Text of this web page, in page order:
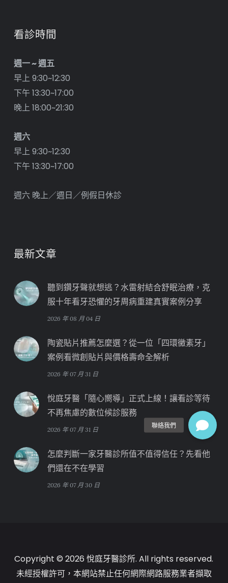
看診時間
週一 ~ 週五
早上 9:30~12:30
下午 13:30~17:00
晚上 18:00~21:30
週六
早上 9:30~12:30
下午 13:30~17:00
週六 晚上／週日／例假日休診
最新文章
聽到鑽牙聲就想逃？水雷射結合舒眠治療，克
服十年看牙恐懼的牙周病重建真實案例分享
2026 年 08 月 04 日
陶瓷貼片推薦怎麼選？從一位「四環黴素牙」
案例看微創貼片與價格壽命全解析
2026 年 07 月 31 日
悅庭牙醫「隨心嚮導」正式上線！讓看診等待
不再焦慮的數位候診服務
2026 年 07 月 31 日
怎麼判斷一家牙醫診所值不值得信任？先看他
們還在不在學習
2026 年 07 月 30 日
Copyright © 2026 悅庭牙醫診所. All rights reserved.
未經授權許可，本網站禁止任何網際網路服務業者擷取